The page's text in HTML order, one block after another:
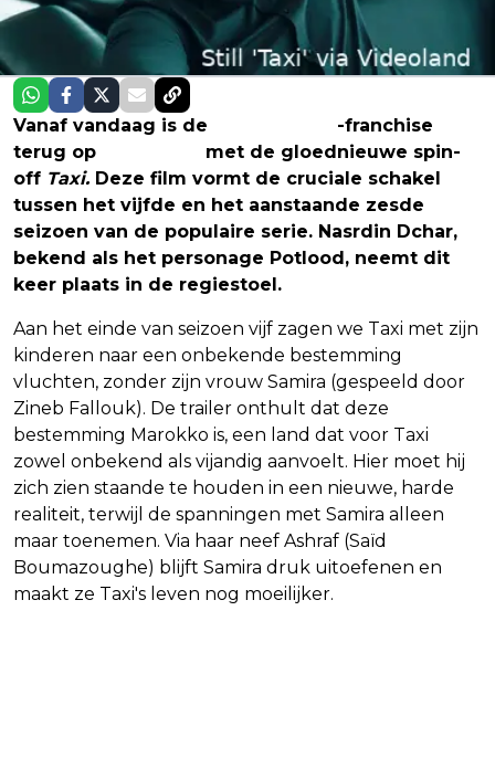
Vanaf vandaag is de
-franchise
terug op
met de gloednieuwe spin-
off Taxi. Deze film vormt de cruciale schakel
tussen het vijfde en het aanstaande zesde
seizoen van de populaire serie. Nasrdin Dchar,
bekend als het personage Potlood, neemt dit
keer plaats in de regiestoel.
Aan het einde van seizoen vijf zagen we Taxi met zijn
kinderen naar een onbekende bestemming
vluchten, zonder zijn vrouw Samira (gespeeld door
Zineb Fallouk). De trailer onthult dat deze
bestemming Marokko is, een land dat voor Taxi
zowel onbekend als vijandig aanvoelt. Hier moet hij
zich zien staande te houden in een nieuwe, harde
realiteit, terwijl de spanningen met Samira alleen
maar toenemen. Via haar neef Ashraf (Saïd
Boumazoughe) blijft Samira druk uitoefenen en
maakt ze Taxi's leven nog moeilijker.